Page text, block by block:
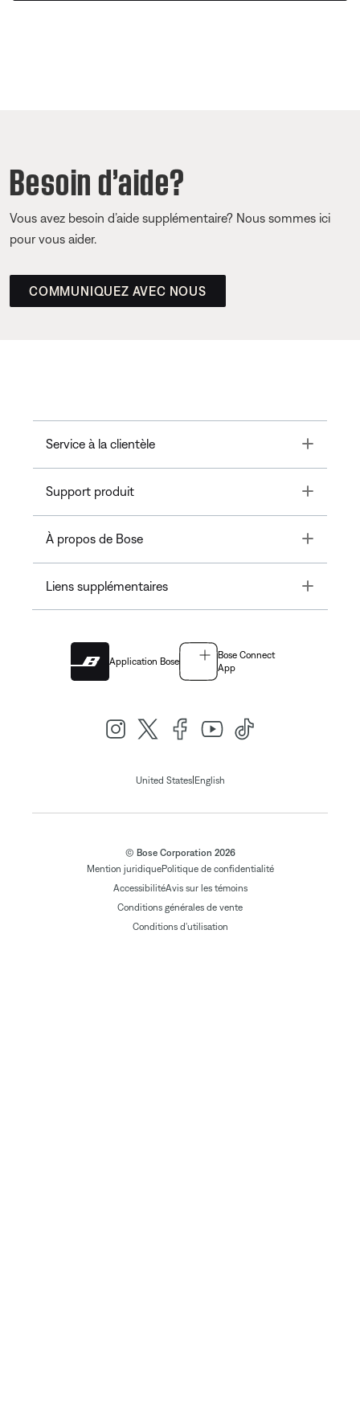
Besoin d’aide?
Vous avez besoin d’aide supplémentaire? Nous sommes ici
pour vous aider.
COMMUNIQUEZ AVEC NOUS
Service à la clientèle Toggle
Support produit Toggle
À propos de Bose Toggle
Liens supplémentaires Toggle
Application Bose
Bose Connect
App
United States| English
© Bose Corporation 2026
Mention juridiquePolitique de confidentialité
AccessibilitéAvis sur les témoins
Conditions générales de vente
Conditions d'utilisation